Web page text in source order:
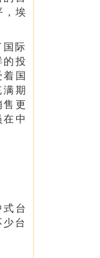
，埃
国际
的投
国
期
更
中
台
台